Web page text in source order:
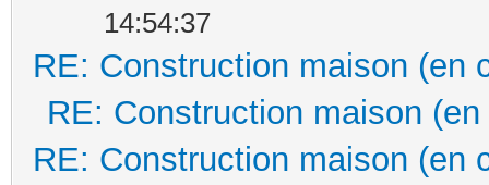
14:54:37
RE: Construction maison (en
RE: Construction maison
RE: Construction maison (en